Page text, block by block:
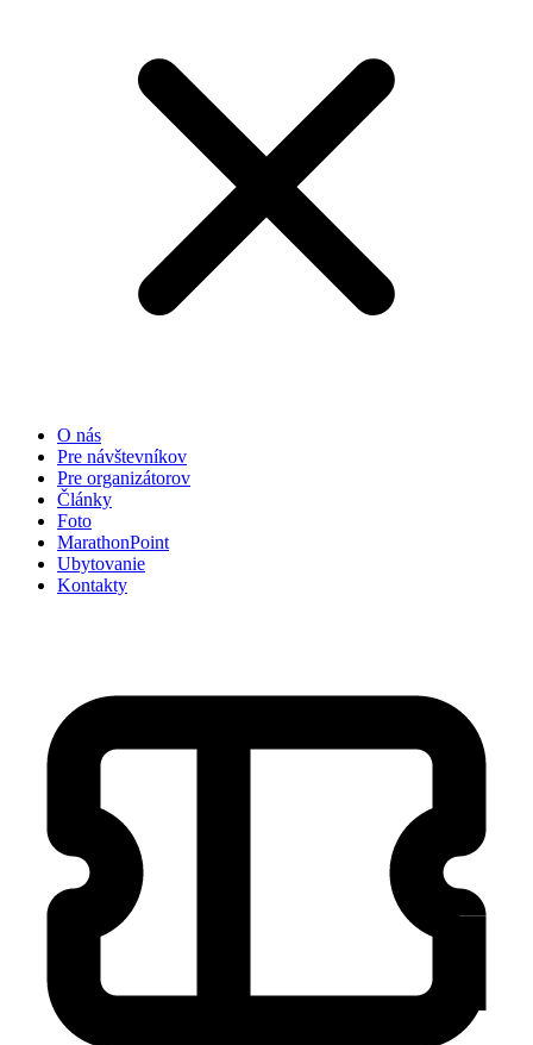
O nás
Pre návštevníkov
Pre organizátorov
Články
Foto
MarathonPoint
Ubytovanie
Kontakty